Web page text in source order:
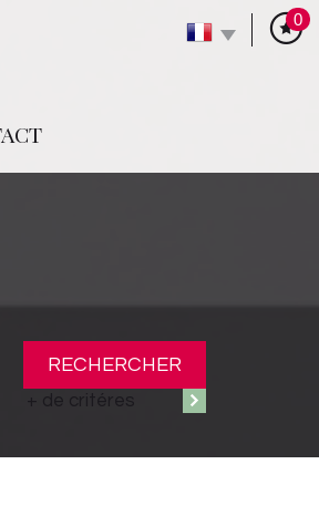
0
RECHERCHER
+ de critéres